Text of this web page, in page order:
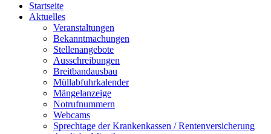
Startseite
Aktuelles
Veranstaltungen
Bekanntmachungen
Stellenangebote
Ausschreibungen
Breitbandausbau
Müllabfuhrkalender
Mängelanzeige
Notrufnummern
Webcams
Sprechtage der Krankenkassen / Rentenversicherung